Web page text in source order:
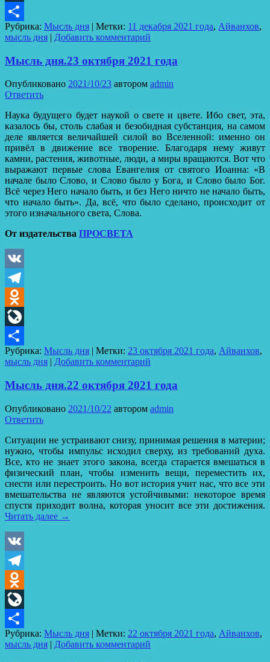
LiveJournal
Отправить
Рубрика: Мысль дня | Метки: 11 декабря 2021 года, Айванхов,
мысль дня | Добавить комментарий
Мысль дня.23 октября 2021 года
Опубликовано 2021/10/23 автором admin
Ответить
Наука будущего будет наукой о свете и цвете. Ибо свет, эта,
казалось бы, столь слабая и безобидная субстанция, на самом
деле является величайшей силой во Вселенной: именно он
привёл в движение все творение. Благодаря нему живут
камни, растения, животные, люди, а миры вращаются. Вот что
выражают первые слова Евангелия от святого Иоанна: «В
начале было Слово, и Слово было у Бога, и Слово было Бог.
Всё через Него начало быть, и без Него ничто не начало быть,
что начало быть». Да, всё, что было сделано, происходит от
этого изначального света, Слова.
От издательства ПРОСВЕТА
VK
Telegram
Odnoklassniki
LiveJournal
Отправить
Рубрика: Мысль дня | Метки: 23 октября 2021 года, Айванхов,
мысль дня | Добавить комментарий
Мысль дня.22 октября 2021 года
Опубликовано 2021/10/22 автором admin
Ответить
Ситуации не устраивают снизу, принимая решения в материи;
нужно, чтобы импульс исходил сверху, из требований духа.
Все, кто не знает этого закона, всегда старается вмешаться в
физический план, чтобы изменить вещи, переместить их,
снести или перестроить. Но вот история учит нас, что все эти
вмешательства не являются устойчивыми: некоторое время
спустя приходит волна, которая уносит все эти достижения.
Читать далее →
VK
Telegram
Odnoklassniki
LiveJournal
Отправить
Рубрика: Мысль дня | Метки: 22 октября 2021 года, Айванхов,
мысль дня | Добавить комментарий